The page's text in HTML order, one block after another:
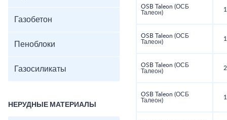
Газобетон
Пеноблоки
Газосиликаты
НЕРУДНЫЕ МАТЕРИАЛЫ
OSB Taleon (ОСБ
Талеон)
OSB Taleon (ОСБ
Талеон)
OSB Taleon (ОСБ
Талеон)
OSB Taleon (ОСБ
Талеон)